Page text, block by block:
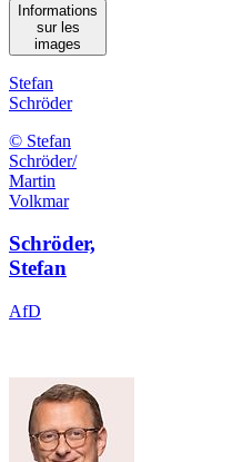
Informations
sur les
images
Stefan
Schröder
© Stefan
Schröder/
Martin
Volkmar
Schröder,
Stefan
AfD